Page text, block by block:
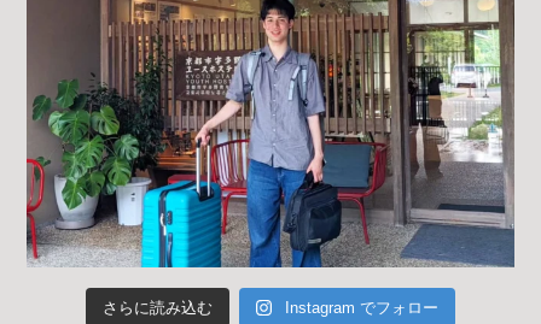
さらに読み込む Instagram でフォロー